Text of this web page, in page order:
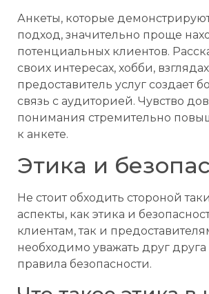
Анкеты, которые
подход, значительно проще
потенциальных клиентов.
своих интересах, хобби,
предоставитель услуг создает
связь с аудиторией. Чувство
понимания стремительно
к анкете.
Этика и
Не стоит обходить стороной
аспекты, как этика и
клиентам, так и
необходимо уважать друг
правила безопасности.